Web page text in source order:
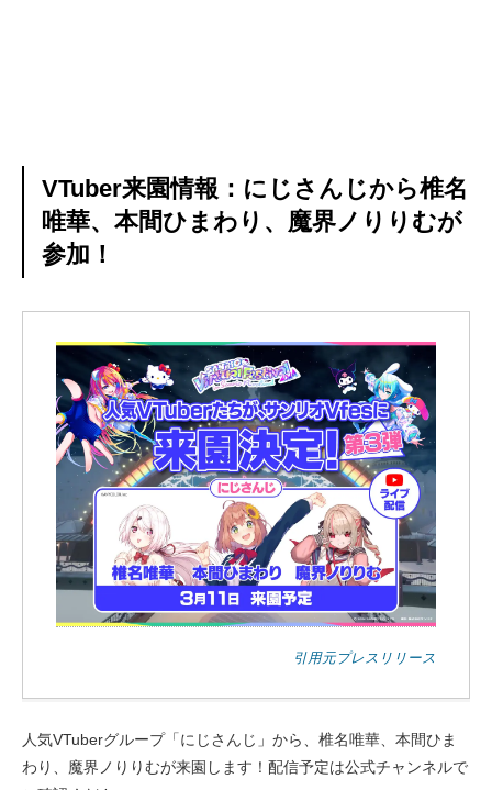
VTuber来園情報：にじさんじから椎名
唯華、本間ひまわり、魔界ノりりむが
参加！
引用元プレスリリース
人気VTuberグループ「にじさんじ」から、椎名唯華、本間ひま
わり、魔界ノりりむが来園します！配信予定は公式チャンネルで